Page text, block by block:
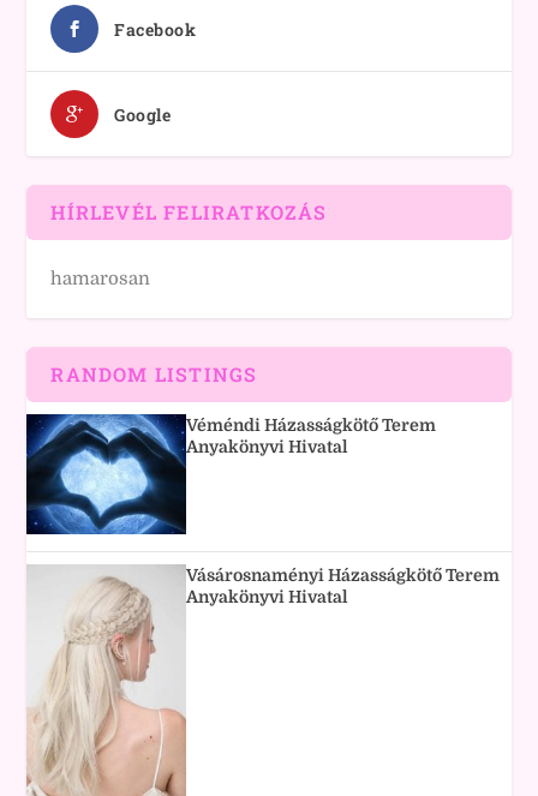
Facebook
Google
HÍRLEVÉL FELIRATKOZÁS
hamarosan
RANDOM LISTINGS
Véméndi Házasságkötő Terem
Anyakönyvi Hivatal
Vásárosnaményi Házasságkötő Terem
Anyakönyvi Hivatal